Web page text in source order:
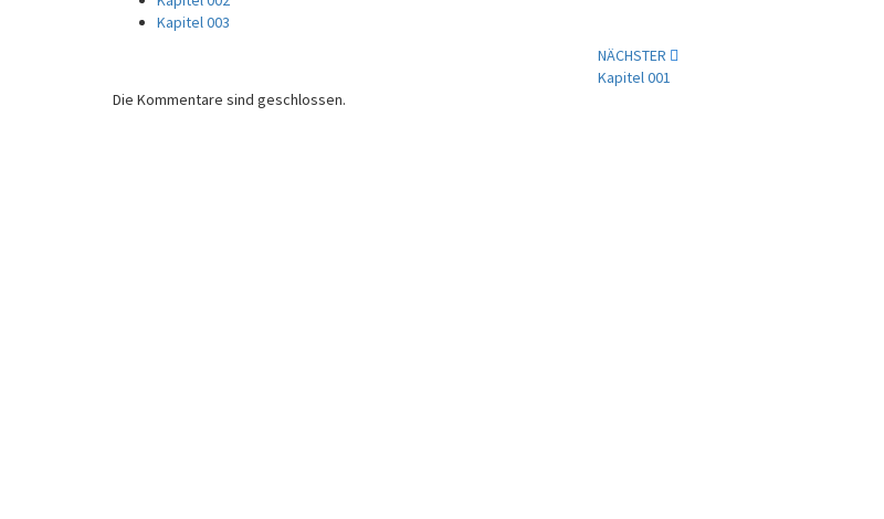
Kapitel 003
NÄCHSTER
Kapitel 001
Die Kommentare sind geschlossen.